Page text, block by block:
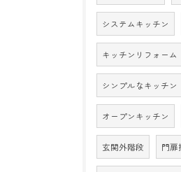
システムキッチン
キッチンリフォーム
シンプルなキッチン
オープンキッチン
玄関外階段 門扉